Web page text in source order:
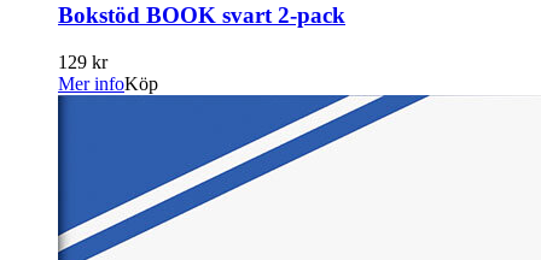
Bokstöd BOOK svart 2-pack
129 kr
Mer infoKöp